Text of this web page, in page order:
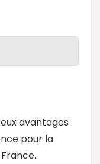
avantages
pour la